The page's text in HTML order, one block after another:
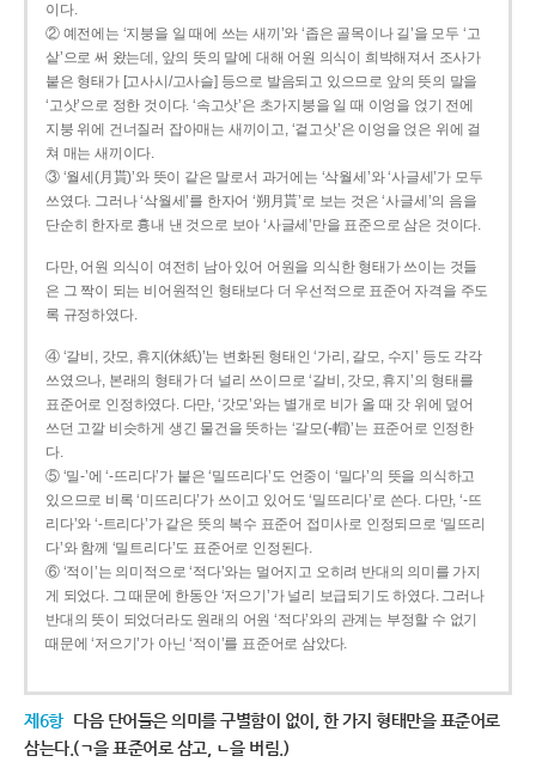
이다.
② 예전에는 ‘지붕을 일 때에 쓰는 새끼’와 ‘좁은 골목이나 길’을 모두 ‘고
샅’으로 써 왔는데, 앞의 뜻의 말에 대해 어원 의식이 희박해져서 조사가
붙은 형태가 [고사시/고사슬] 등으로 발음되고 있으므로 앞의 뜻의 말을
‘고삿’으로 정한 것이다. ‘속고삿’은 초가지붕을 일 때 이엉을 얹기 전에
지붕 위에 건너질러 잡아매는 새끼이고, ‘겉고삿’은 이엉을 얹은 위에 걸
쳐 매는 새끼이다.
③ ‘월세(月貰)’와 뜻이 같은 말로서 과거에는 ‘삭월세’와 ‘사글세’가 모두
쓰였다. 그러나 ‘삭월세’를 한자어 ‘朔月貰’로 보는 것은 ‘사글세’의 음을
단순히 한자로 흉내 낸 것으로 보아 ‘사글세’만을 표준으로 삼은 것이다.
다만, 어원 의식이 여전히 남아 있어 어원을 의식한 형태가 쓰이는 것들
은 그 짝이 되는 비어원적인 형태보다 더 우선적으로 표준어 자격을 주도
록 규정하였다.
④ ‘갈비, 갓모, 휴지(休紙)’는 변화된 형태인 ‘가리, 갈모, 수지’ 등도 각각
쓰였으나, 본래의 형태가 더 널리 쓰이므로 ‘갈비, 갓모, 휴지’의 형태를
표준어로 인정하였다. 다만, ‘갓모’와는 별개로 비가 올 때 갓 위에 덮어
쓰던 고깔 비슷하게 생긴 물건을 뜻하는 ‘갈모(-帽)’는 표준어로 인정한
다.
⑤ ‘밀-’에 ‘-뜨리다’가 붙은 ‘밀뜨리다’도 언중이 ‘밀다’의 뜻을 의식하고
있으므로 비록 ‘미뜨리다’가 쓰이고 있어도 ‘밀뜨리다’로 쓴다. 다만, ‘-뜨
리다’와 ‘-트리다’가 같은 뜻의 복수 표준어 접미사로 인정되므로 ‘밀뜨리
다’와 함께 ‘밀트리다’도 표준어로 인정된다.
⑥ ‘적이’는 의미적으로 ‘적다’와는 멀어지고 오히려 반대의 의미를 가지
게 되었다. 그 때문에 한동안 ‘저으기’가 널리 보급되기도 하였다. 그러나
반대의 뜻이 되었더라도 원래의 어원 ‘적다’와의 관계는 부정할 수 없기
때문에 ‘저으기’가 아닌 ‘적이’를 표준어로 삼았다.
제6항 다음 단어들은 의미를 구별함이 없이, 한 가지 형태만을 표준어로
삼는다.(ㄱ을 표준어로 삼고, ㄴ을 버림.)